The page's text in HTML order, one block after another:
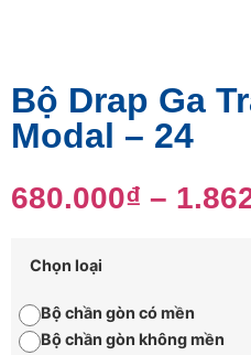
Bộ Drap Ga
Modal – 24
680.000₫ –
Chọn loại
Bộ chần gòn có mền
Bộ chần gòn không mền